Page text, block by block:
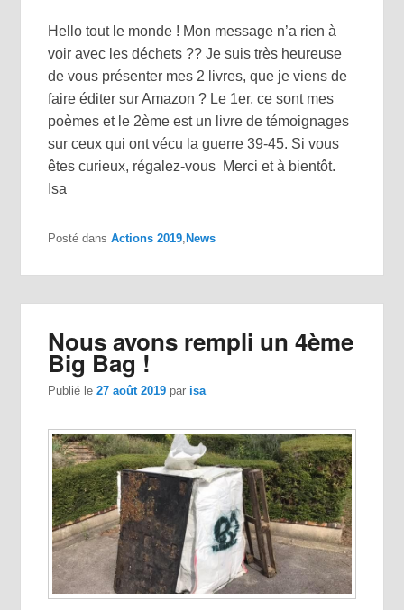
Hello tout le monde ! Mon message n’a rien à
voir avec les déchets ?? Je suis très heureuse
de vous présenter mes 2 livres, que je viens de
faire éditer sur Amazon ? Le 1er, ce sont mes
poèmes et le 2ème est un livre de témoignages
sur ceux qui ont vécu la guerre 39-45. Si vous
êtes curieux, régalez-vous Merci et à bientôt.
Isa
Posté dans Actions 2019, News
Nous avons rempli un 4ème
Big Bag !
Publié le27 août 2019 par isa